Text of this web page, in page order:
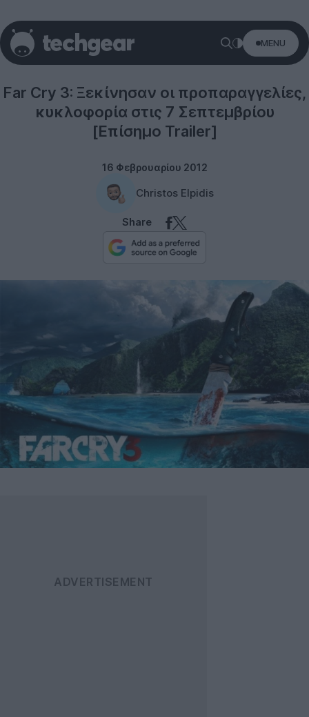
MENU
Far Cry 3: Ξεκίνησαν οι προπαραγγελίες,
κυκλοφορία στις 7 Σεπτεμβρίου
[Επίσημο Trailer]
16 Φεβρουαρίου 2012
Christos Elpidis
Share